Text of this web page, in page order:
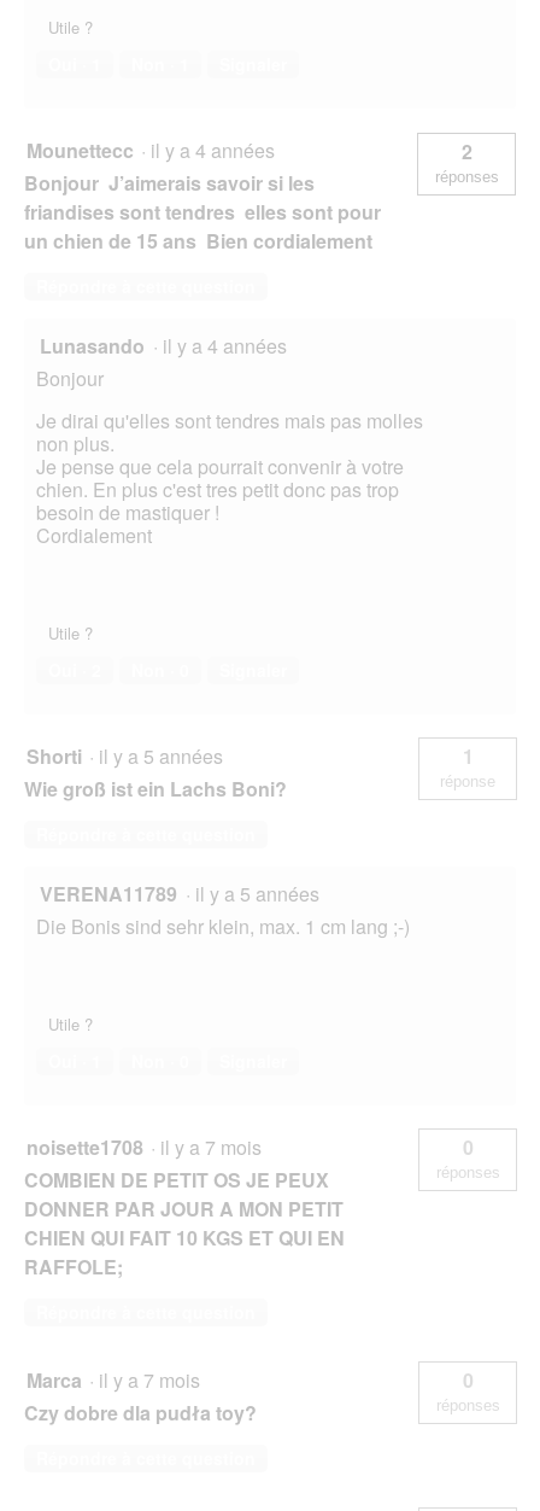
Utile ?
Mounettecc · il y a 4 années
Bonjour J’aimerais savoir si les
friandises sont tendres elles sont pour
un chien de 15 ans Bien cordialement
2
réponses
Lunasando · il y a 4 années
Bonjour
Je dirai qu'elles sont tendres mais pas molles
non plus.
Je pense que cela pourrait convenir à votre
chien. En plus c'est tres petit donc pas trop
besoin de mastiquer !
Cordialement
Utile ?
Shorti · il y a 5 années
Wie groß ist ein Lachs Boni?
1
réponse
VERENA11789 · il y a 5 années
Die Bonis sind sehr klein, max. 1 cm lang ;-)
Utile ?
noisette1708 · il y a 7 mois
COMBIEN DE PETIT OS JE PEUX
DONNER PAR JOUR A MON PETIT
CHIEN QUI FAIT 10 KGS ET QUI EN
RAFFOLE;
0
réponses
Marca · il y a 7 mois
Czy dobre dla pudła toy?
0
réponses